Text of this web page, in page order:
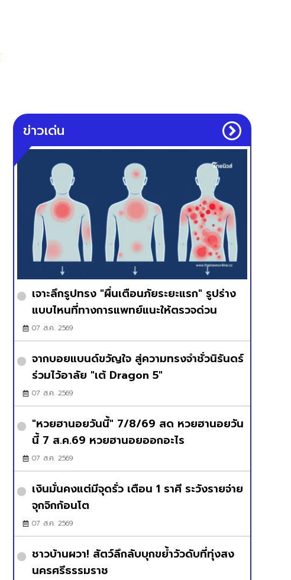
ข่าวเด่น
เจาะลึกรูปทรง "ผื่นเตือนภัยระยะแรก" รูปร่าง
แบบไหนที่ทางการแพทย์แนะให้ตรวจด่วน
07 ส.ค. 2569
จากบอยแบนด์ขวัญใจ สู่ความทรงจำชั่วนิรันดร์
ร่วมไว้อาลัย "เต้ Dragon 5"
07 ส.ค. 2569
"หวยฮานอยวันนี้" 7/8/69 สด หวยฮานอยวัน
นี้ 7 ส.ค.69 หวยฮานอยออกอะไร
07 ส.ค. 2569
เงินมั่นคงแต่มีจุดรั่ว เตือน 1 ราศี ระวังรายจ่าย
จุกจิกก้อนโต
07 ส.ค. 2569
ชาวบ้านผวา! สัตว์ลึกลับบุกขย้ำวัวดับที่ทุ่งสง
นครศรีธรรมราช